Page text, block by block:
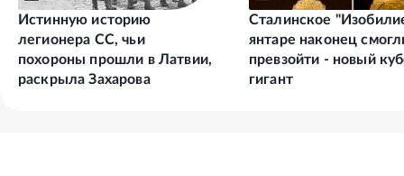
Истинную историю
легионера СС, чьи
похороны прошли в Латвии,
раскрыла Захарова
Сталинское
янтаре наконец
превзойти - новый
гигант